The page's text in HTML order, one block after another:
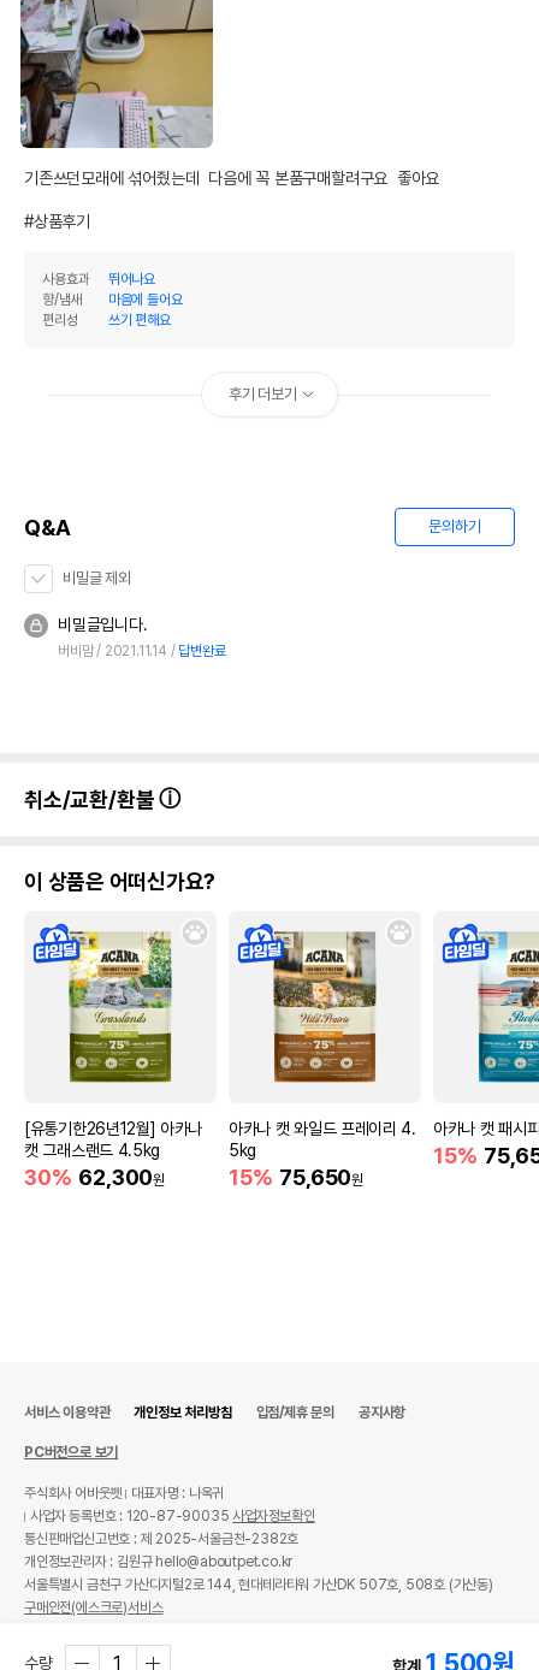
기존쓰던모래에 섞어줬는데  다음에 꼭 본품구매할려구요  좋아요
#상품후기
사용효과
뛰어나요
향/냄새
마음에 들어요
편리성
쓰기 편해요
후기 더보기
Q&A 문의하기
비밀글 제외
비밀글입니다.
버비맘 2021.11.14 답변완료
취소/교환/환불
이 상품은 어떠신가요?
[유통기한26년12월] 아카나
캣 그래스랜드 4.5kg
30% 62,300원
아카나 캣 와일드 프레이리 4.
5kg
15% 75,650원
아카나 캣 패시
15%
수량 합계 1,500원
서비스 이용약관 개인정보 처리방침 입점/제휴 문의 공지사항
PC버전으로 보기
주식회사 어바웃펫
대표자명 : 나옥귀
사업자 등록번호 : 120-87-90035사업자정보확인
통신판매업신고번호 : 제 2025-서울금천-2382호
개인정보관리자 : 김원규 hello@aboutpet.co.kr
서울특별시 금천구 가산디지털2로 144, 현대테라타워 가산DK 507호, 508호 (가산동)
구매안전(에스크로)서비스